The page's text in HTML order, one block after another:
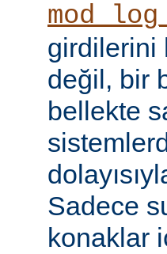
girdilerini
değil, bir
bellekte
Sadece
konaklar